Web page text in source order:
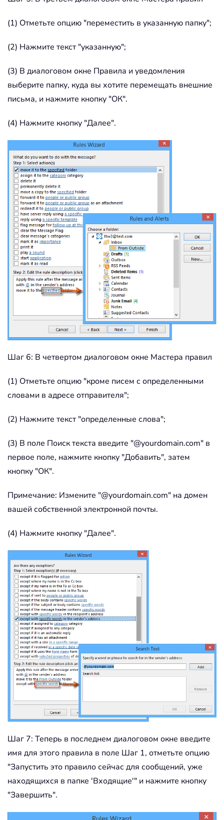
(1) Отметьте опцию "переместить в указанную папку";
(2) Нажмите текст "указанную";
(3) В диалоговом окне Правила и уведомления
выберите папку, куда вы хотите перемещать внешние
письма, и нажмите кнопку "ОК".
(4) Нажмите кнопку "Далее".
Шаг 6: В четвертом диалоговом окне Мастера правил
(1) Отметьте опцию "кроме писем с определенными
словами в адресе отправителя";
(2) Нажмите текст "определенные слова";
(3) В поле Поиск текста введите "@yourdomain.com" в
первое поле, нажмите кнопку "Добавить", затем
кнопку "ОК".
Примечание: Измените "@yourdomain.com" на домен
вашей собственной электронной почты.
(4) Нажмите кнопку "Далее".
Шаг 7: Теперь в последнем диалоговом окне введите
имя для этого правила в поле Шаг 1, отметьте опцию
"Запустить это правило сейчас для сообщений, уже
находящихся в папке 'Входящие'" и нажмите кнопку
"Завершить".